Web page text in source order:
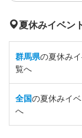
夏休みイベン
群馬県の夏休み
覧へ
全国の夏休みイ
へ